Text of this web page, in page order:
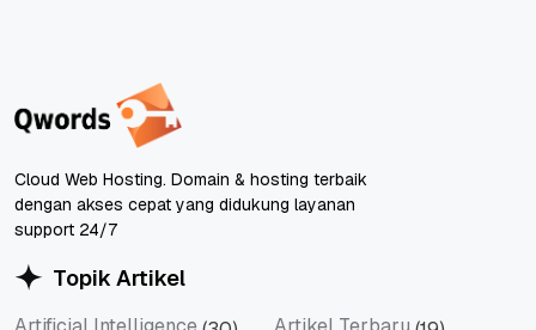
Cloud Web Hosting. Domain & hosting terbaik
dengan akses cepat yang didukung layanan
support 24/7
Topik Artikel